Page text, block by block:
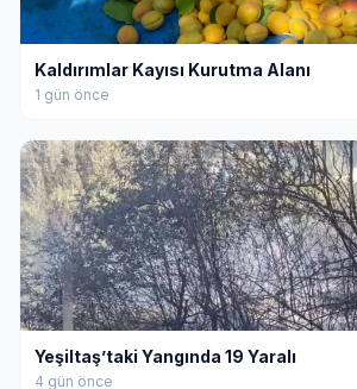
Kaldırımlar Kayısı Kurutma Alanı
1 gün önce
Yeşiltaş’taki Yangında 19 Yaralı
4 gün önce